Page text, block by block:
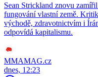
Sean Strickland znovu
fungování vlastní země.
východě, zdravotnictvím i
odpovídá kapitalismu.
MMAMAG.cz
dnes, 12:23